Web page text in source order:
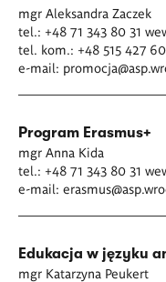
mgr Aleksandra Zaczek
tel.: +48 71 343 80 31
tel. kom.: +48 515 427
e-mail:
Program Erasmus+
mgr Anna Kida
tel.: +48 71 343 80 31
e-mail:
Edukacja w języku
mgr Katarzyna Peukert